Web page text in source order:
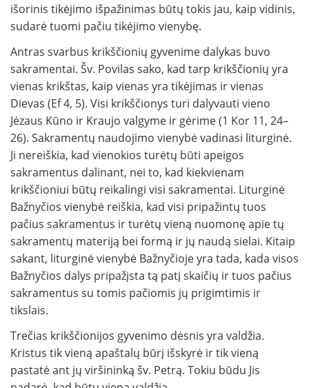
išorinis tikėjimo išpažinimas būtų tokis jau, kaip vidinis,
sudarė tuomi pačiu tikėjimo vienybę.
Antras svarbus krikščionių gyvenime dalykas buvo
sakramentai. Šv. Povilas sako, kad tarp krikščionių yra
vienas krikštas, kaip vienas yra tikėjimas ir vienas
Dievas (Ef 4, 5). Visi krikščionys turi dalyvauti vieno
Jėzaus Kūno ir Kraujo valgyme ir gėrime (1 Kor 11, 24–
26). Sakramentų naudojimo vienybė vadinasi liturginė.
Ji nereiškia, kad vienokios turėtų būti apeigos
sakramentus dalinant, nei to, kad kiekvienam
krikščioniui būtų reikalingi visi sakramentai. Liturginė
Bažnyčios vienybė reiškia, kad visi pripažintų tuos
pačius sakramentus ir turėtų vieną nuomonę apie tų
sakramentų materiją bei formą ir jų naudą sielai. Kitaip
sakant, liturginė vienybė Bažnyčioje yra tada, kada visos
Bažnyčios dalys pripažįsta tą patį skaičių ir tuos pačius
sakramentus su tomis pačiomis jų prigimtimis ir
tikslais.
Trečias krikščionijos gyvenimo dėsnis yra valdžia.
Kristus tik vieną apaštalų būrį išskyrė ir tik vieną
pastatė ant jų viršininką šv. Petrą. Tokiu būdu Jis